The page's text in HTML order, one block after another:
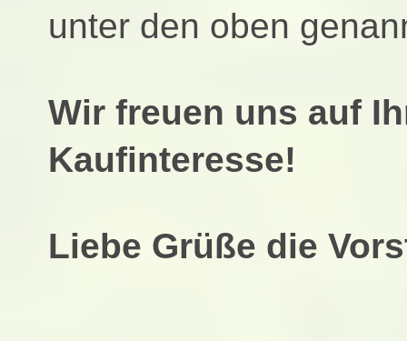
unter den oben
Wir freuen uns auf
Kaufinteresse!
Liebe Grüße die